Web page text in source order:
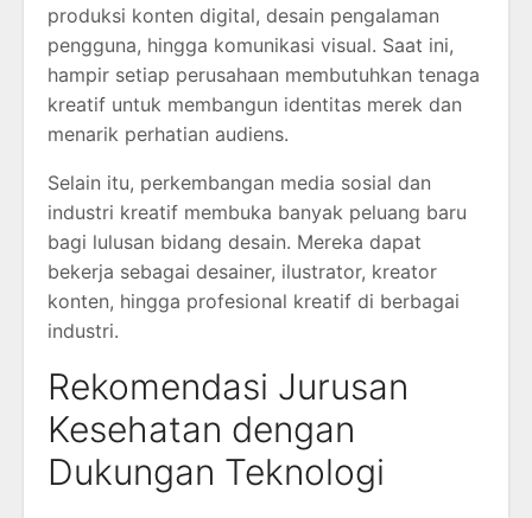
produksi konten digital, desain pengalaman
pengguna, hingga komunikasi visual. Saat ini,
hampir setiap perusahaan membutuhkan tenaga
kreatif untuk membangun identitas merek dan
menarik perhatian audiens.
Selain itu, perkembangan media sosial dan
industri kreatif membuka banyak peluang baru
bagi lulusan bidang desain. Mereka dapat
bekerja sebagai desainer, ilustrator, kreator
konten, hingga profesional kreatif di berbagai
industri.
Rekomendasi Jurusan
Kesehatan dengan
Dukungan Teknologi